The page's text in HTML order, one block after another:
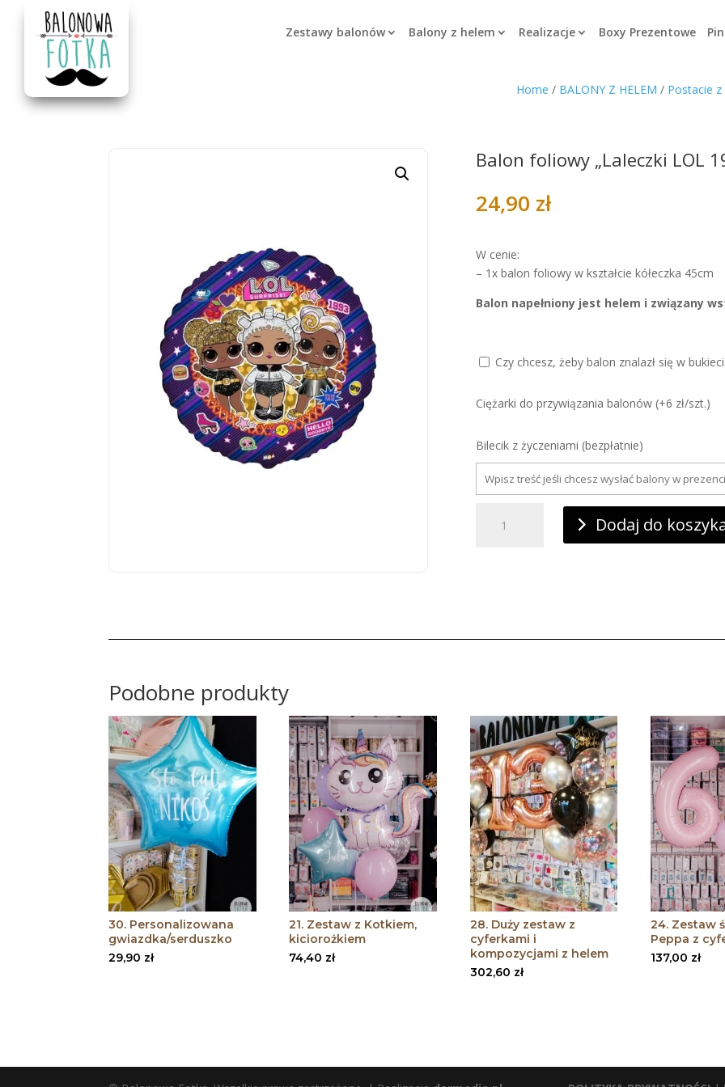
Zestawy balonów Balony z helem Realizacje Boxy Prezentowe
Home / BALONY Z HELEM / Postacie
Balon foliowy „Laleczki LOL
24,90 zł
W cenie:
– 1x balon foliowy w kształcie kółeczka 45cm
Balon napełniony jest helem i związany
Czy chcesz, żeby balon znalazł się w
Ciężarki do przywiązania balonów (+6 zł/szt.)
Bilecik z życzeniami (bezpłatnie)
Balon
foliowy Dodaj do
Podobne produkty
30. Personalizowana
gwiazdka/serduszko
29,90 zł
21. Zestaw z Kotkiem,
kiciorożkiem
74,40 zł
28. Duży zestaw z
cyferkami i
kompozycjami z helem
302,60 zł
24. Zestaw
Peppa z
137,00 zł